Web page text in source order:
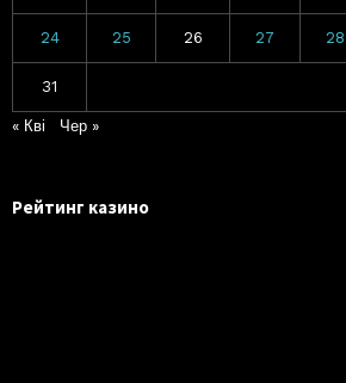
24 25 26 27 28
31
« Кві Чер »
Рейтинг казино